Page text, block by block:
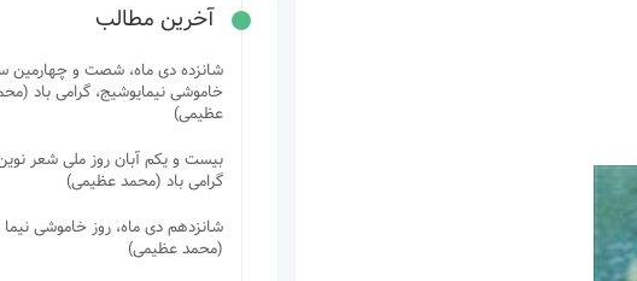
آخرین مطالب
شانزده دی ماه، شصت و چهارمین
خاموشی نیمایوشیج، گرامی باد
عظیمی)
بیست و یکم آبان روز ملی شعر
گرامی باد (محمد عظیمی)
شانزدهم دی ماه، روز خاموشی
(محمد عظیمی)